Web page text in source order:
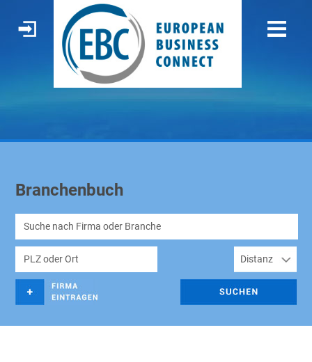
Branchenbuch